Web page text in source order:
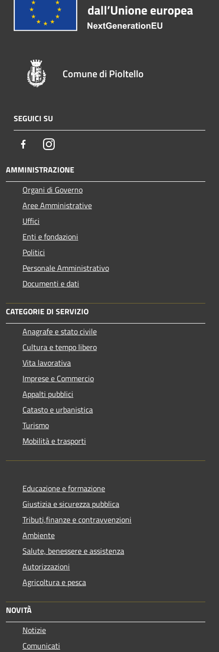
Comune di Pioltello
SEGUICI SU
FacebookInstagram
AMMINISTRAZIONE
Organi di Governo
Aree Amministrative
Uffici
Enti e fondazioni
Politici
Personale Amministrativo
Documenti e dati
CATEGORIE DI SERVIZIO
Anagrafe e stato civile
Cultura e tempo libero
Vita lavorativa
Imprese e Commercio
Appalti pubblici
Catasto e urbanistica
Turismo
Mobilità e trasporti
Educazione e formazione
Giustizia e sicurezza pubblica
Tributi,finanze e contravvenzioni
Ambiente
Salute, benessere e assistenza
Autorizzazioni
Agricoltura e pesca
NOVITÀ
Notizie
Comunicati